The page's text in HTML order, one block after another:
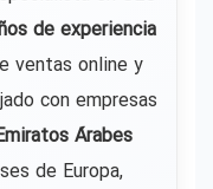
de experiencia
ventas online y
con empresas
Árabes
de Europa,